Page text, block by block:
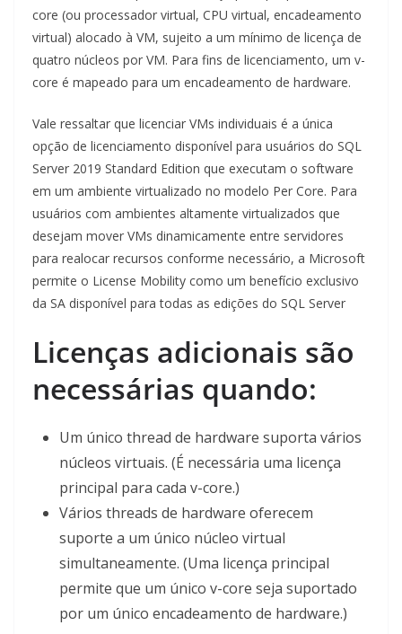
core (ou processador virtual, CPU virtual, encadeamento
virtual) alocado à VM, sujeito a um mínimo de licença de
quatro núcleos por VM. Para fins de licenciamento, um v-
core é mapeado para um encadeamento de hardware.
Vale ressaltar que licenciar VMs individuais é a única
opção de licenciamento disponível para usuários do SQL
Server 2019 Standard Edition que executam o software
em um ambiente virtualizado no modelo Per Core. Para
usuários com ambientes altamente virtualizados que
desejam mover VMs dinamicamente entre servidores
para realocar recursos conforme necessário, a Microsoft
permite o License Mobility como um benefício exclusivo
da SA disponível para todas as edições do SQL Server
Licenças adicionais são
necessárias quando:
Um único thread de hardware suporta vários
núcleos virtuais. (É necessária uma licença
principal para cada v-core.)
Vários threads de hardware oferecem
suporte a um único núcleo virtual
simultaneamente. (Uma licença principal
permite que um único v-core seja suportado
por um único encadeamento de hardware.)